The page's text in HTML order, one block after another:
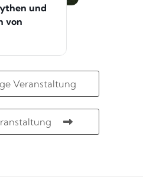
und
von
Veranstaltung